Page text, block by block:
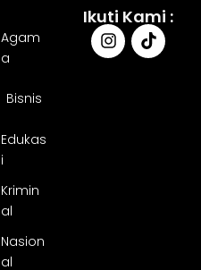
Agam
a
Bisnis
Edukas
i
Krimin
al
Nasion
al
Ikuti Kami :